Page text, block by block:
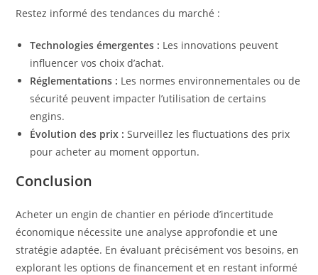
Restez informé des tendances du marché :
Technologies émergentes : Les innovations peuvent
influencer vos choix d’achat.
Réglementations : Les normes environnementales ou de
sécurité peuvent impacter l’utilisation de certains
engins.
Évolution des prix : Surveillez les fluctuations des prix
pour acheter au moment opportun.
Conclusion
Acheter un engin de chantier en période d’incertitude
économique nécessite une analyse approfondie et une
stratégie adaptée. En évaluant précisément vos besoins, en
explorant les options de financement et en restant informé